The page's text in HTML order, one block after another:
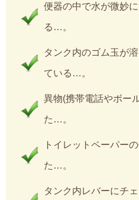
便器の中で水が微妙
る…。
タンク内のゴム玉が
ている…。
異物(携帯電話やボー
た…。
トイレットペーパー
た…。
タンク内レバーにチ